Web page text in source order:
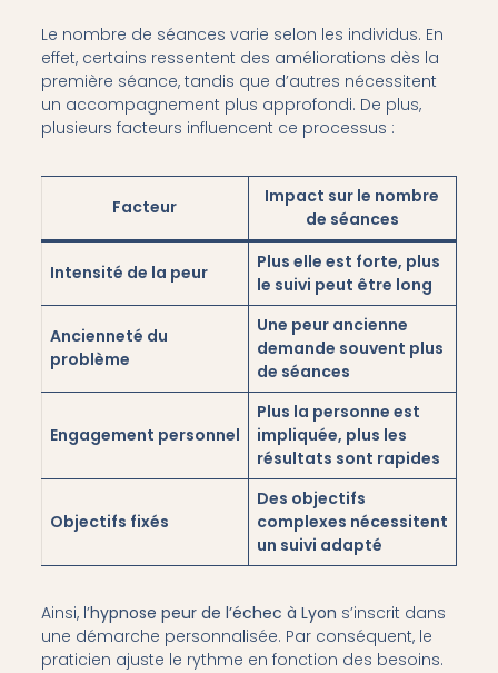
Le nombre de séances varie selon les individus. En
effet, certains ressentent des améliorations dès la
première séance, tandis que d’autres nécessitent
un accompagnement plus approfondi. De plus,
plusieurs facteurs influencent ce processus :
Facteur
Impact sur le nombre
de séances
Intensité de la peur
Plus elle est forte, plus
le suivi peut être long
Ancienneté du
problème
Une peur ancienne
demande souvent plus
de séances
Engagement personnel
Plus la personne est
impliquée, plus les
résultats sont rapides
Objectifs fixés
Des objectifs
complexes nécessitent
un suivi adapté
Ainsi, l’hypnose peur de l’échec à Lyon s’inscrit dans
une démarche personnalisée. Par conséquent, le
praticien ajuste le rythme en fonction des besoins.